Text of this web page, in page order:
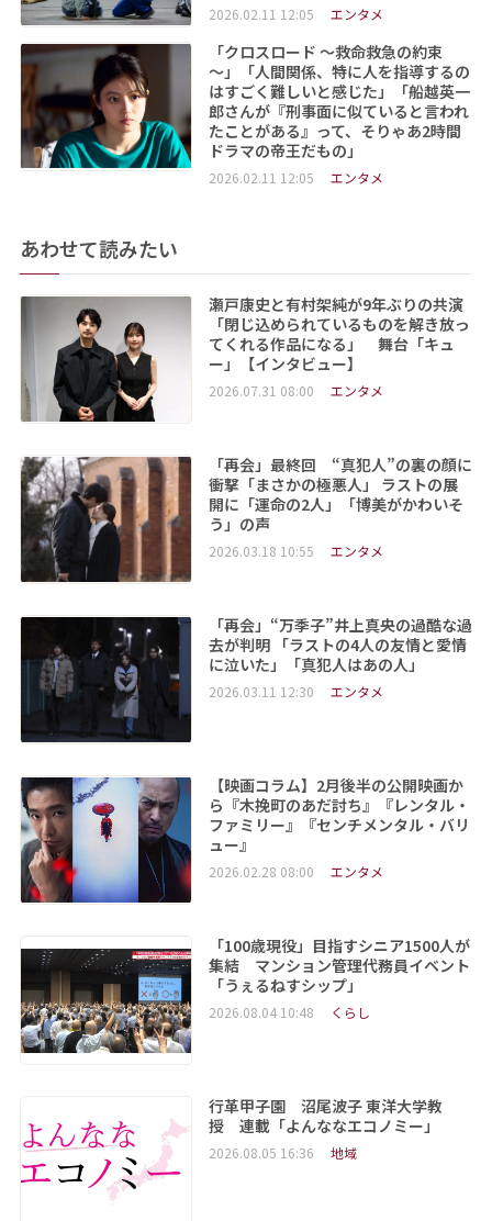
2026.02.11 12:05 エンタメ
「クロスロード ～救命救急の約束
～」「人間関係、特に人を指導するの
はすごく難しいと感じた」「船越英一
郎さんが『刑事面に似ていると言われ
たことがある』って、そりゃあ2時間
ドラマの帝王だもの」
2026.02.11 12:05 エンタメ
あわせて読みたい
瀬戸康史と有村架純が9年ぶりの共演
「閉じ込められているものを解き放っ
てくれる作品になる」 舞台「キュ
ー」【インタビュー】
2026.07.31 08:00 エンタメ
「再会」最終回 “真犯人”の裏の顔に
衝撃「まさかの極悪人」 ラストの展
開に「運命の2人」「博美がかわいそ
う」の声
2026.03.18 10:55 エンタメ
「再会」“万季子”井上真央の過酷な過
去が判明 「ラストの4人の友情と愛情
に泣いた」「真犯人はあの人」
2026.03.11 12:30 エンタメ
【映画コラム】2月後半の公開映画か
ら『木挽町のあだ討ち』『レンタル・
ファミリー』『センチメンタル・バリ
ュー』
2026.02.28 08:00 エンタメ
「100歳現役」目指すシニア1500人が
集結 マンション管理代務員イベント
「うぇるねすシップ」
2026.08.04 10:48 くらし
行革甲子園 沼尾波子 東洋大学教
授 連載「よんななエコノミー」
2026.08.05 16:36 地域